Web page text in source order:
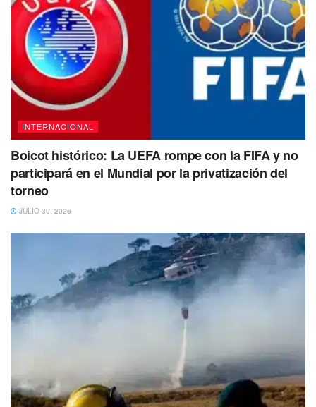
que llegara la policía después del tiroteo.Las imágenes
de vigilancia lo captaron colocando una bolsa en un
automóvil después del tiroteo:la policía registró el
vehículo y encontró marihuana.
Los oficiales también
encontraron 93 pastillas de
cuando lo registraron tras la tragedia.
Tanto Welch como Johnson fueron arrestadosel 24 de
julio, y la madre de los niños publicó en las redes
INTERNACIONAL
Boicot histórico: La UEFA rompe con la FIFA y no
participará en el Mundial por la privatización del
torneo
JULIO 30, 2026